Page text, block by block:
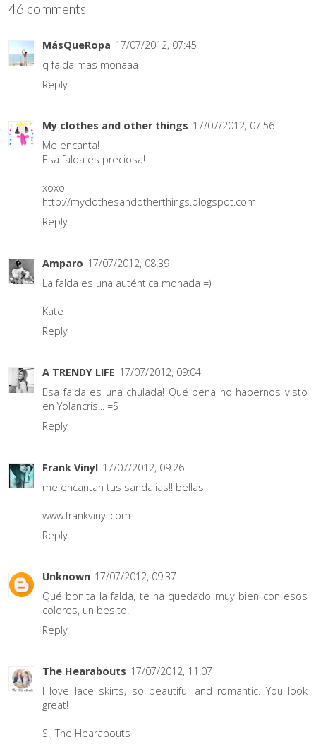
46 comments
MásQueRopa 17/07/2012, 07:45
q falda mas monaaa
Reply
My clothes and other things 17/07/2012, 07:56
Me encanta!
Esa falda es preciosa!
xoxo
http://myclothesandotherthings.blogspot.com
Reply
Amparo 17/07/2012, 08:39
La falda es una auténtica monada =)
Kate
Reply
A TRENDY LIFE 17/07/2012, 09:04
Esa falda es una chulada! Qué pena no habernos visto
en Yolancris... =S
Reply
Frank Vinyl 17/07/2012, 09:26
me encantan tus sandalias!! bellas
www.frankvinyl.com
Reply
Unknown 17/07/2012, 09:37
Qué bonita la falda, te ha quedado muy bien con esos
colores, un besito!
Reply
The Hearabouts 17/07/2012, 11:07
I love lace skirts, so beautiful and romantic. You look
great!
S.,The Hearabouts